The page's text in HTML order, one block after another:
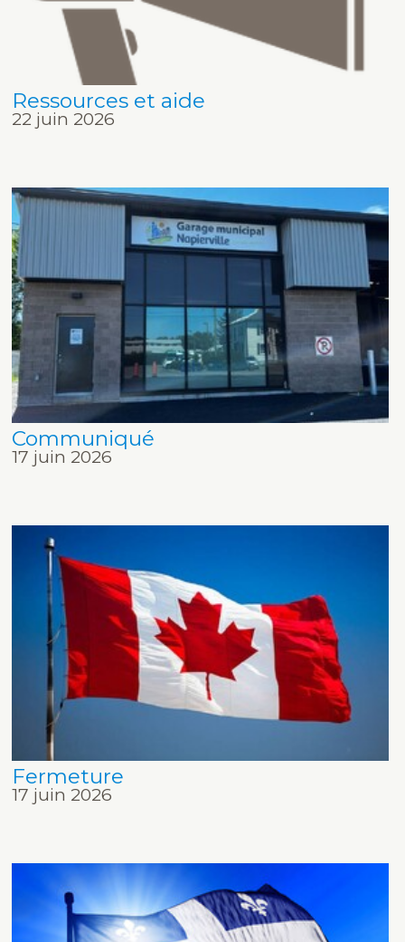
Ressources et aide
22 juin 2026
Communiqué
17 juin 2026
Fermeture
17 juin 2026